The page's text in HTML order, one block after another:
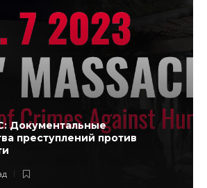
Документальные
преступлений против